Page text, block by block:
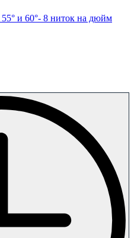
и 60°- 8 ниток на дюйм